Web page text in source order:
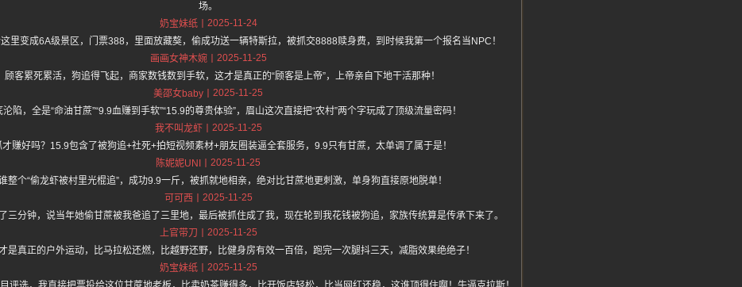
场。
奶宝妹纸
2025-11-24
里变成6A级景区，门票388，里面放藏獒，偷成功送一辆特斯拉，被抓交8888赎身费，到时候我第一个报名当NPC！
画画女神木婉
2025-11-25
顾客累死累活，狗追得飞起，商家数钱数到手软，这才是真正的“顾客是上帝”，上帝亲自下地干活那种！
美邵女baby
2025-11-25
陷，全是“命油甘蔗”“9.9血赚到手软”“15.9的尊贵体验”，眉山这次直接把“农村”两个字玩成了顶级流量密码！
我不叫龙虾
2025-11-25
赚好吗？15.9包含了被狗追+社死+拍短视频素材+朋友圈装逼全套服务，9.9只有甘蔗，太单调了属于是！
陈妮妮UNI
2025-11-25
谁整个“偷龙虾被村里光棍追”，成功9.9一斤，被抓就地相亲，绝对比甘蔗地更刺激，单身狗直接原地脱单！
可可西
2025-11-25
三分钟，说当年她偷甘蔗被我爸追了三里地，最后被抓住成了我，现在轮到我花钱被狗追，家族传统算是传承下来了。
上官带刀
2025-11-25
是真正的户外运动，比马拉松还燃，比越野还野，比健身房有效一百倍，跑完一次腿抖三天，减脂效果绝绝子！
奶宝妹纸
2025-11-25